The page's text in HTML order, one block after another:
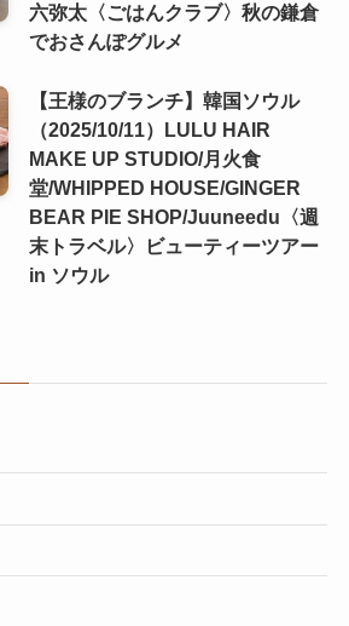
六弥太〈ごはんクラブ〉秋の鎌倉
でおさんぽグルメ
【王様のブランチ】韓国ソウル
（2025/10/11）LULU HAIR
MAKE UP STUDIO/月火食
堂/WHIPPED HOUSE/GINGER
BEAR PIE SHOP/Juuneedu〈週
末トラベル〉ビューティーツアー
in ソウル